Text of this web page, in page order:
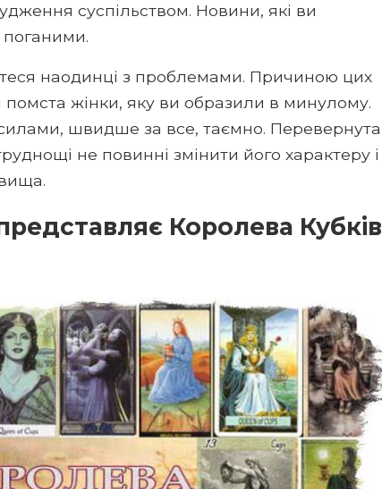
суспільством. Новини, які ви
поганими.
наодинці з проблемами. Причиною цих
жінки, яку ви образили в минулому.
швидше за все, таємно. Перевернута
не повинні змінити його характеру і
Королева Кубків